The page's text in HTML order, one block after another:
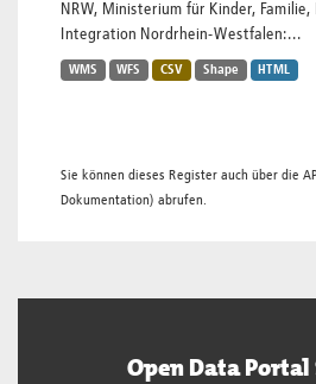
NRW, Ministerium für Kinder, Familie,
Integration Nordrhein-Westfalen:...
WMS WFS CSV Shape HTML
Sie können dieses Register auch über die
Dokumentation) abrufen.
Open Data